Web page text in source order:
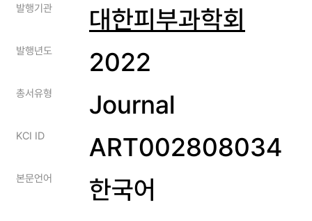
발행기관
대한피부과학회
발행년도 2022
총서유형 Journal
KCI ID ART002808034
본문언어 한국어